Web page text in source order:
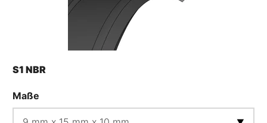
S1 NBR
Maße